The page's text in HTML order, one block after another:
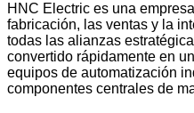
HNC Electric es una
fabricación, las ventas y la
todas las alianzas
convertido rápidamente en
equipos de automatización
componentes centrales de